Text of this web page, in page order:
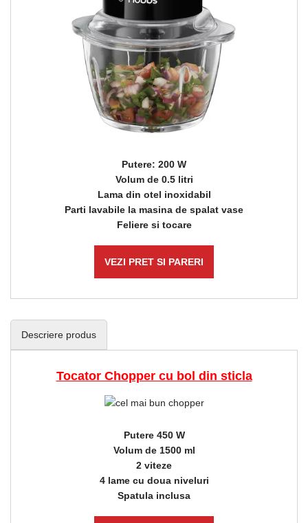
Putere: 200 W
Volum de 0.5 litri
Lama din otel inoxidabil
Parti lavabile la masina de spalat vase
Feliere si tocare
VEZI PRET SI PARERI
Descriere produs
Tocator Chopper cu bol din sticla
Putere 450 W
Volum de 1500 ml
2 viteze
4 lame cu doua niveluri
Spatula inclusa